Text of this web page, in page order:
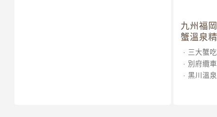
九州福
蟹溫泉
三大蟹
別府纜車
黑川溫泉